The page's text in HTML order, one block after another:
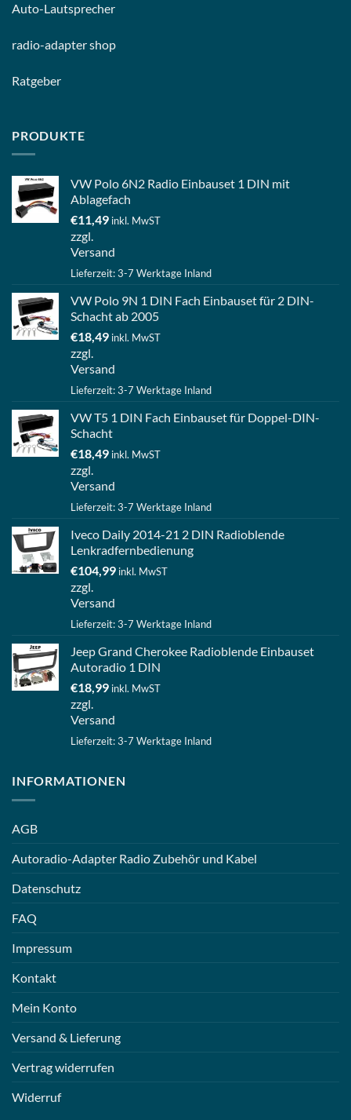
Auto-Lautsprecher
radio-adapter shop
Ratgeber
PRODUKTE
VW Polo 6N2 Radio Einbauset 1 DIN mit
Ablagefach
€11,49 inkl. MwST
zzgl.
Versand
Lieferzeit: 3-7 Werktage Inland
VW Polo 9N 1 DIN Fach Einbauset für 2 DIN-
Schacht ab 2005
€18,49 inkl. MwST
zzgl.
Versand
Lieferzeit: 3-7 Werktage Inland
VW T5 1 DIN Fach Einbauset für Doppel-DIN-
Schacht
€18,49 inkl. MwST
zzgl.
Versand
Lieferzeit: 3-7 Werktage Inland
Iveco Daily 2014-21 2 DIN Radioblende
Lenkradfernbedienung
€104,99 inkl. MwST
zzgl.
Versand
Lieferzeit: 3-7 Werktage Inland
Jeep Grand Cherokee Radioblende Einbauset
Autoradio 1 DIN
€18,99 inkl. MwST
zzgl.
Versand
Lieferzeit: 3-7 Werktage Inland
INFORMATIONEN
AGB
Autoradio-Adapter Radio Zubehör und Kabel
Datenschutz
FAQ
Impressum
Kontakt
Mein Konto
Versand & Lieferung
Vertrag widerrufen
Widerruf